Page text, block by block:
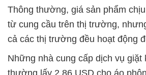
Thông thường, giá sản phẩm
từ cung cầu trên thị trường,
cả các thị trường đều hoạt động
Những nhà cung cấp dịch vụ giặt